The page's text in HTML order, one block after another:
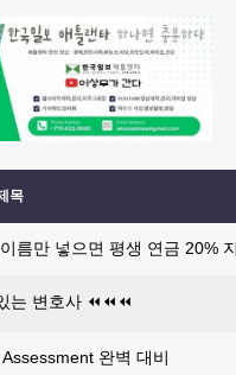
목
름만 넣으면 평생 연금 20%
는 변호사 ⏪️⏪️⏪️
완벽 대비